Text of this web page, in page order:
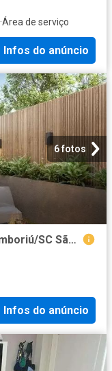
·Área de serviço
Infos do anúncio
6 fotos
Casa / Sobrado para Venda em Camboriú/SC São Francisco de Assis 3 Quartos
Infos do anúncio